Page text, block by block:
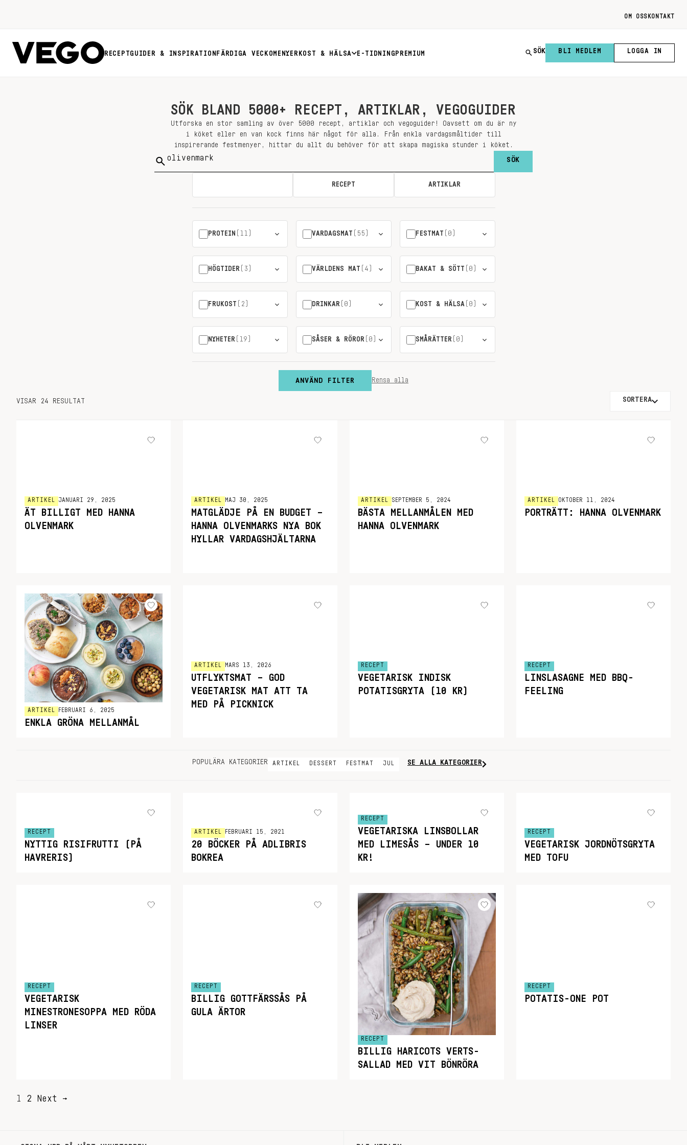
OM OSS KONTAKT
RECEPTGUIDER & INSPIRATION FÄRDIGA VECKOMENYER KOST & HÄLSA E-TIDNING PREMIUM SÖK BLI MEDLEM LOGGA IN
SÖK BLAND 5000+ RECEPT, ARTIKLAR, VEGOGUIDER
Utforska en stor samling av över 5000 recept, artiklar och vegoguider! Oavsett om du är ny
i köket eller en van kock finns här något för alla. Från enkla vardagsmåltider till
inspirerande festmenyer, hittar du allt du behöver för att skapa magiska stunder i köket.
Sök
RECEPT ARTIKLAR
PROTEIN (11) VARDAGSMAT (55) FESTMAT (0)
HÖGTIDER(3) VÄRLDENS MAT (4) BAKAT & SÖTT (0)
FRUKOST (2) DRINKAR(0) KOST & HÄLSA(0)
NYHETER(19) SÅSER & RÖROR(0) SMÅRÄTTER(0)
ANVÄND FILTER Rensa alla
VISAR 24 RESULTAT SORTERA
ARTIKEL JANUARI 29, 2025
ÄT BILLIGT MED HANNA
OLVENMARK
ARTIKEL MAJ 30, 2025
MATGLÄDJE PÅ EN BUDGET –
HANNA OLVENMARKS NYA BOK
HYLLAR VARDAGSHJÄLTARNA
ARTIKEL SEPTEMBER 5, 2024
BÄSTA MELLANMÅLEN MED
HANNA OLVENMARK
ARTIKEL OKTOBER 11, 2024
PORTRÄTT: HANNA OLVENMARK
ARTIKEL FEBRUARI 6, 2025
ENKLA GRÖNA MELLANMÅL
ARTIKEL MARS 13, 2026
UTFLYKTSMAT – GOD
VEGETARISK MAT ATT TA
MED PÅ PICKNICK
RECEPT
VEGETARISK INDISK
POTATISGRYTA (10 KR)
RECEPT
LINSLASAGNE MED BBQ-
FEELING
POPULÄRA KATEGORIER ARTIKEL DESSERT FESTMAT JUL SE ALLA KATEGORIER
RECEPT
NYTTIG RISIFRUTTI (PÅ
HAVRERIS)
ARTIKEL FEBRUARI 15, 2021
20 BÖCKER PÅ ADLIBRIS
BOKREA
RECEPT
VEGETARISKA LINSBOLLAR
MED LIMESÅS – UNDER 10
KR!
RECEPT
VEGETARISK JORDNÖTSGRYTA
MED TOFU
RECEPT
VEGETARISK
MINESTRONESOPPA MED RÖDA
LINSER
RECEPT
BILLIG GOTTFÄRSSÅS PÅ
GULA ÄRTOR
RECEPT
BILLIG HARICOTS VERTS-
SALLAD MED VIT BÖNRÖRA
RECEPT
POTATIS-ONE POT
SIDNUMRERING
1 2 Next →